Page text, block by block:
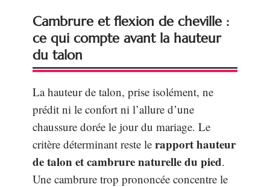
Cambrure et flexion de cheville :
ce qui compte avant la hauteur
du talon
La hauteur de talon, prise isolément, ne
prédit ni le confort ni l’allure d’une
chaussure dorée le jour du mariage. Le
critère déterminant reste le rapport hauteur
de talon et cambrure naturelle du pied.
Une cambrure trop prononcée concentre le